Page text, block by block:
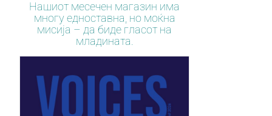
Нашиот месечен магазин има
многу едноставна, но моќна
мисија – да биде гласот на
младината.